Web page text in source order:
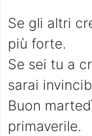
Se gli altri
più forte.
Se sei tu a
sarai
Buon
primaverile.